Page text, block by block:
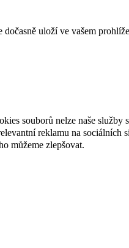
uloží ve vašem
souborů nelze naše služby
reklamu na sociálních
můžeme zlepšovat.